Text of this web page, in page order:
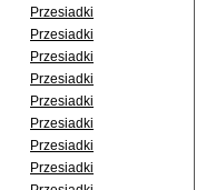
Przesiadki
Przesiadki
Przesiadki
Przesiadki
Przesiadki
Przesiadki
Przesiadki
Przesiadki